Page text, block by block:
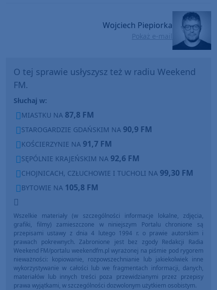
Wojciech Piepiorka
Pokaż e-mail
O tej sprawie usłyszysz też w radiu Weekend
FM.
Słuchaj w:
MIASTKU NA 87,8 FM
STAROGARDZIE GDAŃSKIM NA 90,9 FM
KOŚCIERZYNIE NA 91,7 FM
SĘPÓLNIE KRAJEŃSKIM NA 92,6 FM
CHOJNICACH, CZŁUCHOWIE I TUCHOLI NA 99,30 FM
BYTOWIE NA 105,8 FM
Wszelkie materiały (w szczególności informacje lokalne, zdjęcia,
grafiki, filmy) zamieszczone w niniejszym Portalu chronione są
przepisami ustawy z dnia 4 lutego 1994 r. o prawie autorskim i
prawach pokrewnych. Zabronione jest bez zgody Redakcji Radia
Weekend FM/portalu weekendfm.pl wyrażonej na piśmie pod rygorem
nieważności: kopiowanie, rozpowszechnianie lub jakiekolwiek inne
wykorzystywanie w całości lub we fragmentach informacji, danych,
materiałów lub innych treści poza przewidzianymi przez przepisy
prawa wyjątkami, w szczególności dozwolonym użytkiem osobistym.